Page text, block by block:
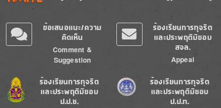
ข้อเสนอแนะ/ความ
คิดเห็น
Comment &
Suggestion
ร้องเรียนการทุจริต
และประพฤติมิชอบ
สจล.
Appeal
Image
ร้องเรียนการทุจริต
และประพฤติมิชอบ
ป.ป.ช.
Image
ร้องเรียนการทุจริต
และประพฤติมิชอบ
ป.ป.ท.